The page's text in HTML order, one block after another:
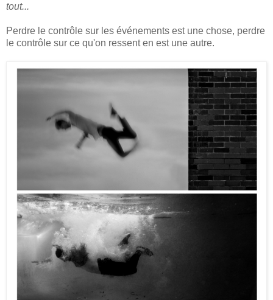
tout...
Perdre le contrôle sur les événements est une chose, perdre
le contrôle sur ce qu'on ressent en est une autre.